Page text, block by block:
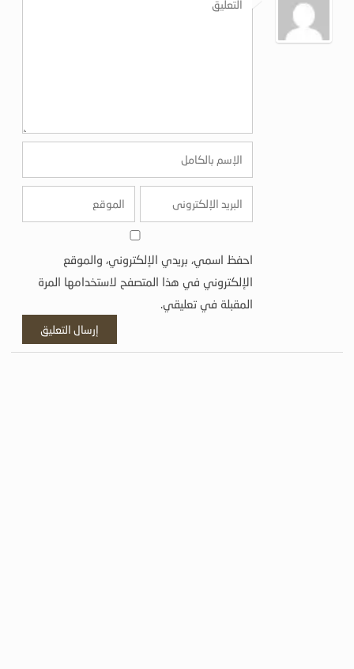
احفظ اسمي، بريدي الإلكتروني، والموقع
الإلكتروني في هذا المتصفح لاستخدامها المرة
المقبلة في تعليقي.